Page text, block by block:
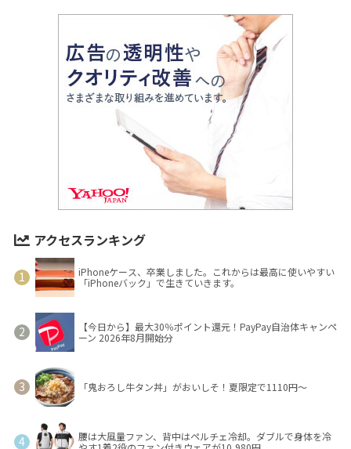
アクセスランキング
iPhoneケース、卒業しました。これからは最高に使いやすい
「iPhoneバック」で生きていきます。
【今日から】最大30％ポイント還元！PayPay自治体キャンペ
ーン 2026年8月開始分
「鬼おろし牛タン丼」がおいしそ！夏限定で1110円～
腰は大風量ファン、背中はペルチェ冷却。ダブルで身体を冷